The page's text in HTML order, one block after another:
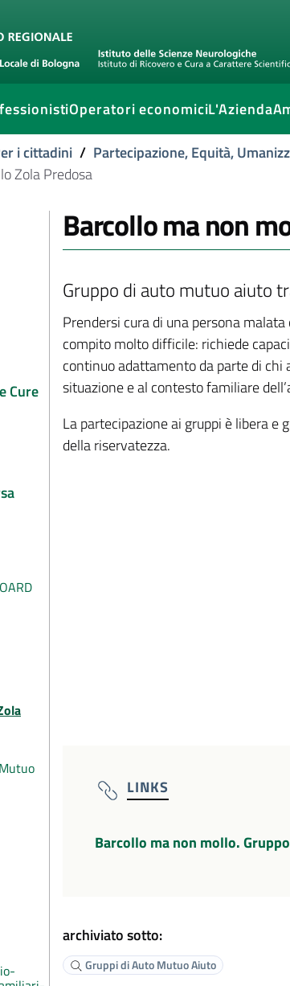
Operatori economiciL'Azienda
i cittadini / Partecipazione, Equità,
Zola Predosa
Cure
Barcollo ma non
Gruppo di auto mutuo aiuto
Prendersi cura di una persona
compito molto difficile: richiede
continuo adattamento da parte di chi
situazione e al contesto familiare
La partecipazione ai gruppi è libera
della riservatezza.
LINKS
Barcollo ma non mollo.
archiviato sotto:
Gruppi di Auto Mutuo Aiuto